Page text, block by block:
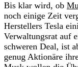
Bis klar wird, ob
noch einige Zeit
Herstellers Tesla
Verwaltungsrat auf
schweren Deal, ist
genug Aktionäre